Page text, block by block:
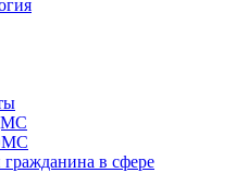
в сфере